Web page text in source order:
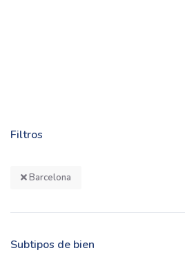
Filtros
Barcelona
Subtipos de bien